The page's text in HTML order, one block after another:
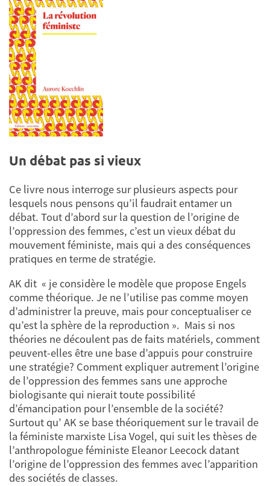
Un débat pas si vieux
Ce livre nous interroge sur plusieurs aspects pour
lesquels nous pensons qu’il faudrait entamer un
débat. Tout d’abord sur la question de l’origine de
l’oppression des femmes, c’est un vieux débat du
mouvement féministe, mais qui a des conséquences
pratiques en terme de stratégie.
AK dit « je considère le modèle que propose Engels
comme théorique. Je ne l’utilise pas comme moyen
d’administrer la preuve, mais pour conceptualiser ce
qu’est la sphère de la reproduction ». Mais si nos
théories ne découlent pas de faits matériels, comment
peuvent-elles être une base d’appuis pour construire
une stratégie? Comment expliquer autrement l’origine
de l’oppression des femmes sans une approche
biologisante qui nierait toute possibilité
d’émancipation pour l’ensemble de la société?
Surtout qu’ AK se base théoriquement sur le travail de
la féministe marxiste Lisa Vogel, qui suit les thèses de
l’anthropologue féministe Eleanor Leecock datant
l’origine de l’oppression des femmes avec l’apparition
des sociétés de classes.